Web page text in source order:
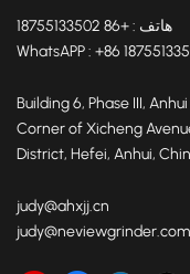
هاتف : +86 18755133502
WhatsAPP : +86
Building 6, Phase III,
Corner of Xicheng
District, Hefei, Anhui,
judy@ahxjj.cn
judy@neviewgrinder.com